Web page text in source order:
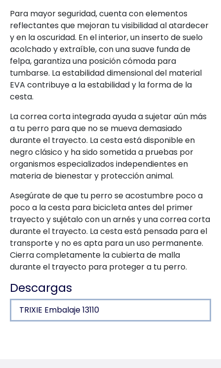
Para mayor seguridad, cuenta con elementos
reflectantes que mejoran tu visibilidad al atardecer
y en la oscuridad. En el interior, un inserto de suelo
acolchado y extraíble, con una suave funda de
felpa, garantiza una posición cómoda para
tumbarse. La estabilidad dimensional del material
EVA contribuye a la estabilidad y la forma de la
cesta.
La correa corta integrada ayuda a sujetar aún más
a tu perro para que no se mueva demasiado
durante el trayecto. La cesta está disponible en
negro clásico y ha sido sometida a pruebas por
organismos especializados independientes en
materia de bienestar y protección animal.
Asegúrate de que tu perro se acostumbre poco a
poco a la cesta para bicicleta antes del primer
trayecto y sujétalo con un arnés y una correa corta
durante el trayecto. La cesta está pensada para el
transporte y no es apta para un uso permanente.
Cierra completamente la cubierta de malla
durante el trayecto para proteger a tu perro.
Descargas
TRIXIE Embalaje 13110